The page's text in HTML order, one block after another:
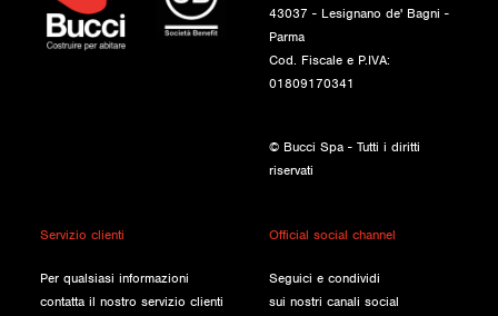
43037 - Lesignano de' Bagni -
Parma
Cod. Fiscale e P.IVA:
01809170341
© Bucci Spa - Tutti i diritti
riservati
Servizio clienti
Per qualsiasi informazioni
contatta il nostro servizio clienti
Official social channel
Seguici e condividi
sui nostri canali social